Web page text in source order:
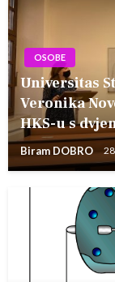
OSOBE
Universitas
Veronika
HKS-u s
Biram DOBRO